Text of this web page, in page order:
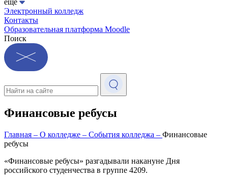
ещё
Электронный колледж
Контакты
Образовательная платформа Moodle
Поиск
Финансовые ребусы
Главная – О колледже – События колледжа – Финансовые
ребусы
«Финансовые ребусы» разгадывали накануне Дня
российского студенчества в группе 4209.